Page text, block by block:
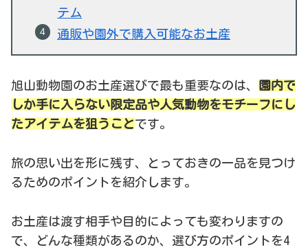
テム
通販や園外で購入可能なお土産
旭山動物園のお土産選びで最も重要なのは、 園内で
しか手に入らない限定品や人気動物をモチーフにし
たアイテムを狙うことです。
旅の思い出を形に残す、とっておきの一品を見つけ
るためのポイントを紹介します。
お土産は渡す相手や目的によっても変わりますの
で、どんな種類があるのか、選び方のポイントを4